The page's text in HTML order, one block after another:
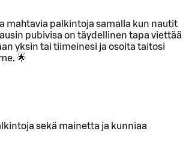
mahtavia palkintoja samalla kun nautit
pubivisa on täydellinen tapa viettää
yksin tai tiimeinesi ja osoita taitosi
🌟
sekä mainetta ja kunniaa